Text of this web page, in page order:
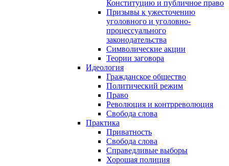
Конституцию и публичное право
Призывы к ужесточению
уголовного и уголовно-
процессуального
законодательства
Символические акции
Теории заговора
Идеология
Гражданское общество
Политический режим
Право
Революция и контрреволюция
Свобода слова
Практика
Приватность
Свобода слова
Справедливые выборы
Хорошая полиция